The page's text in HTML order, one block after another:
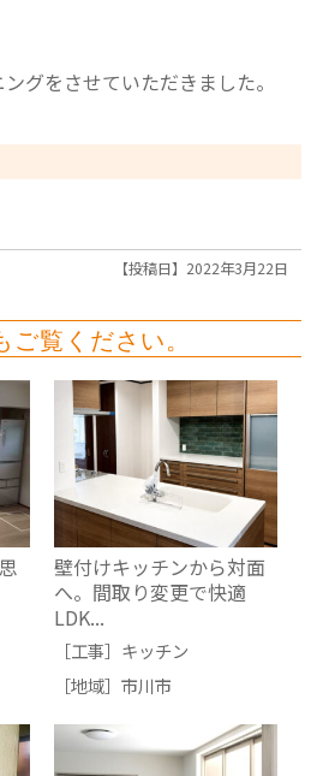
グをさせていただきました。
【投稿日】2022年3月22日
覧ください。
壁付けキッチンから対面
へ。間取り変更で快適
LDK...
［工事］ キッチン
［地域］ 市川市